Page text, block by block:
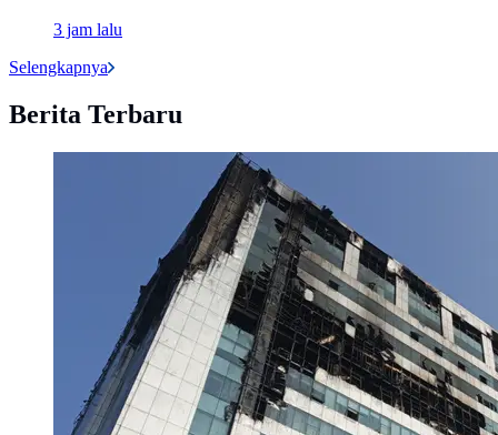
3 jam lalu
Selengkapnya
Berita Terbaru